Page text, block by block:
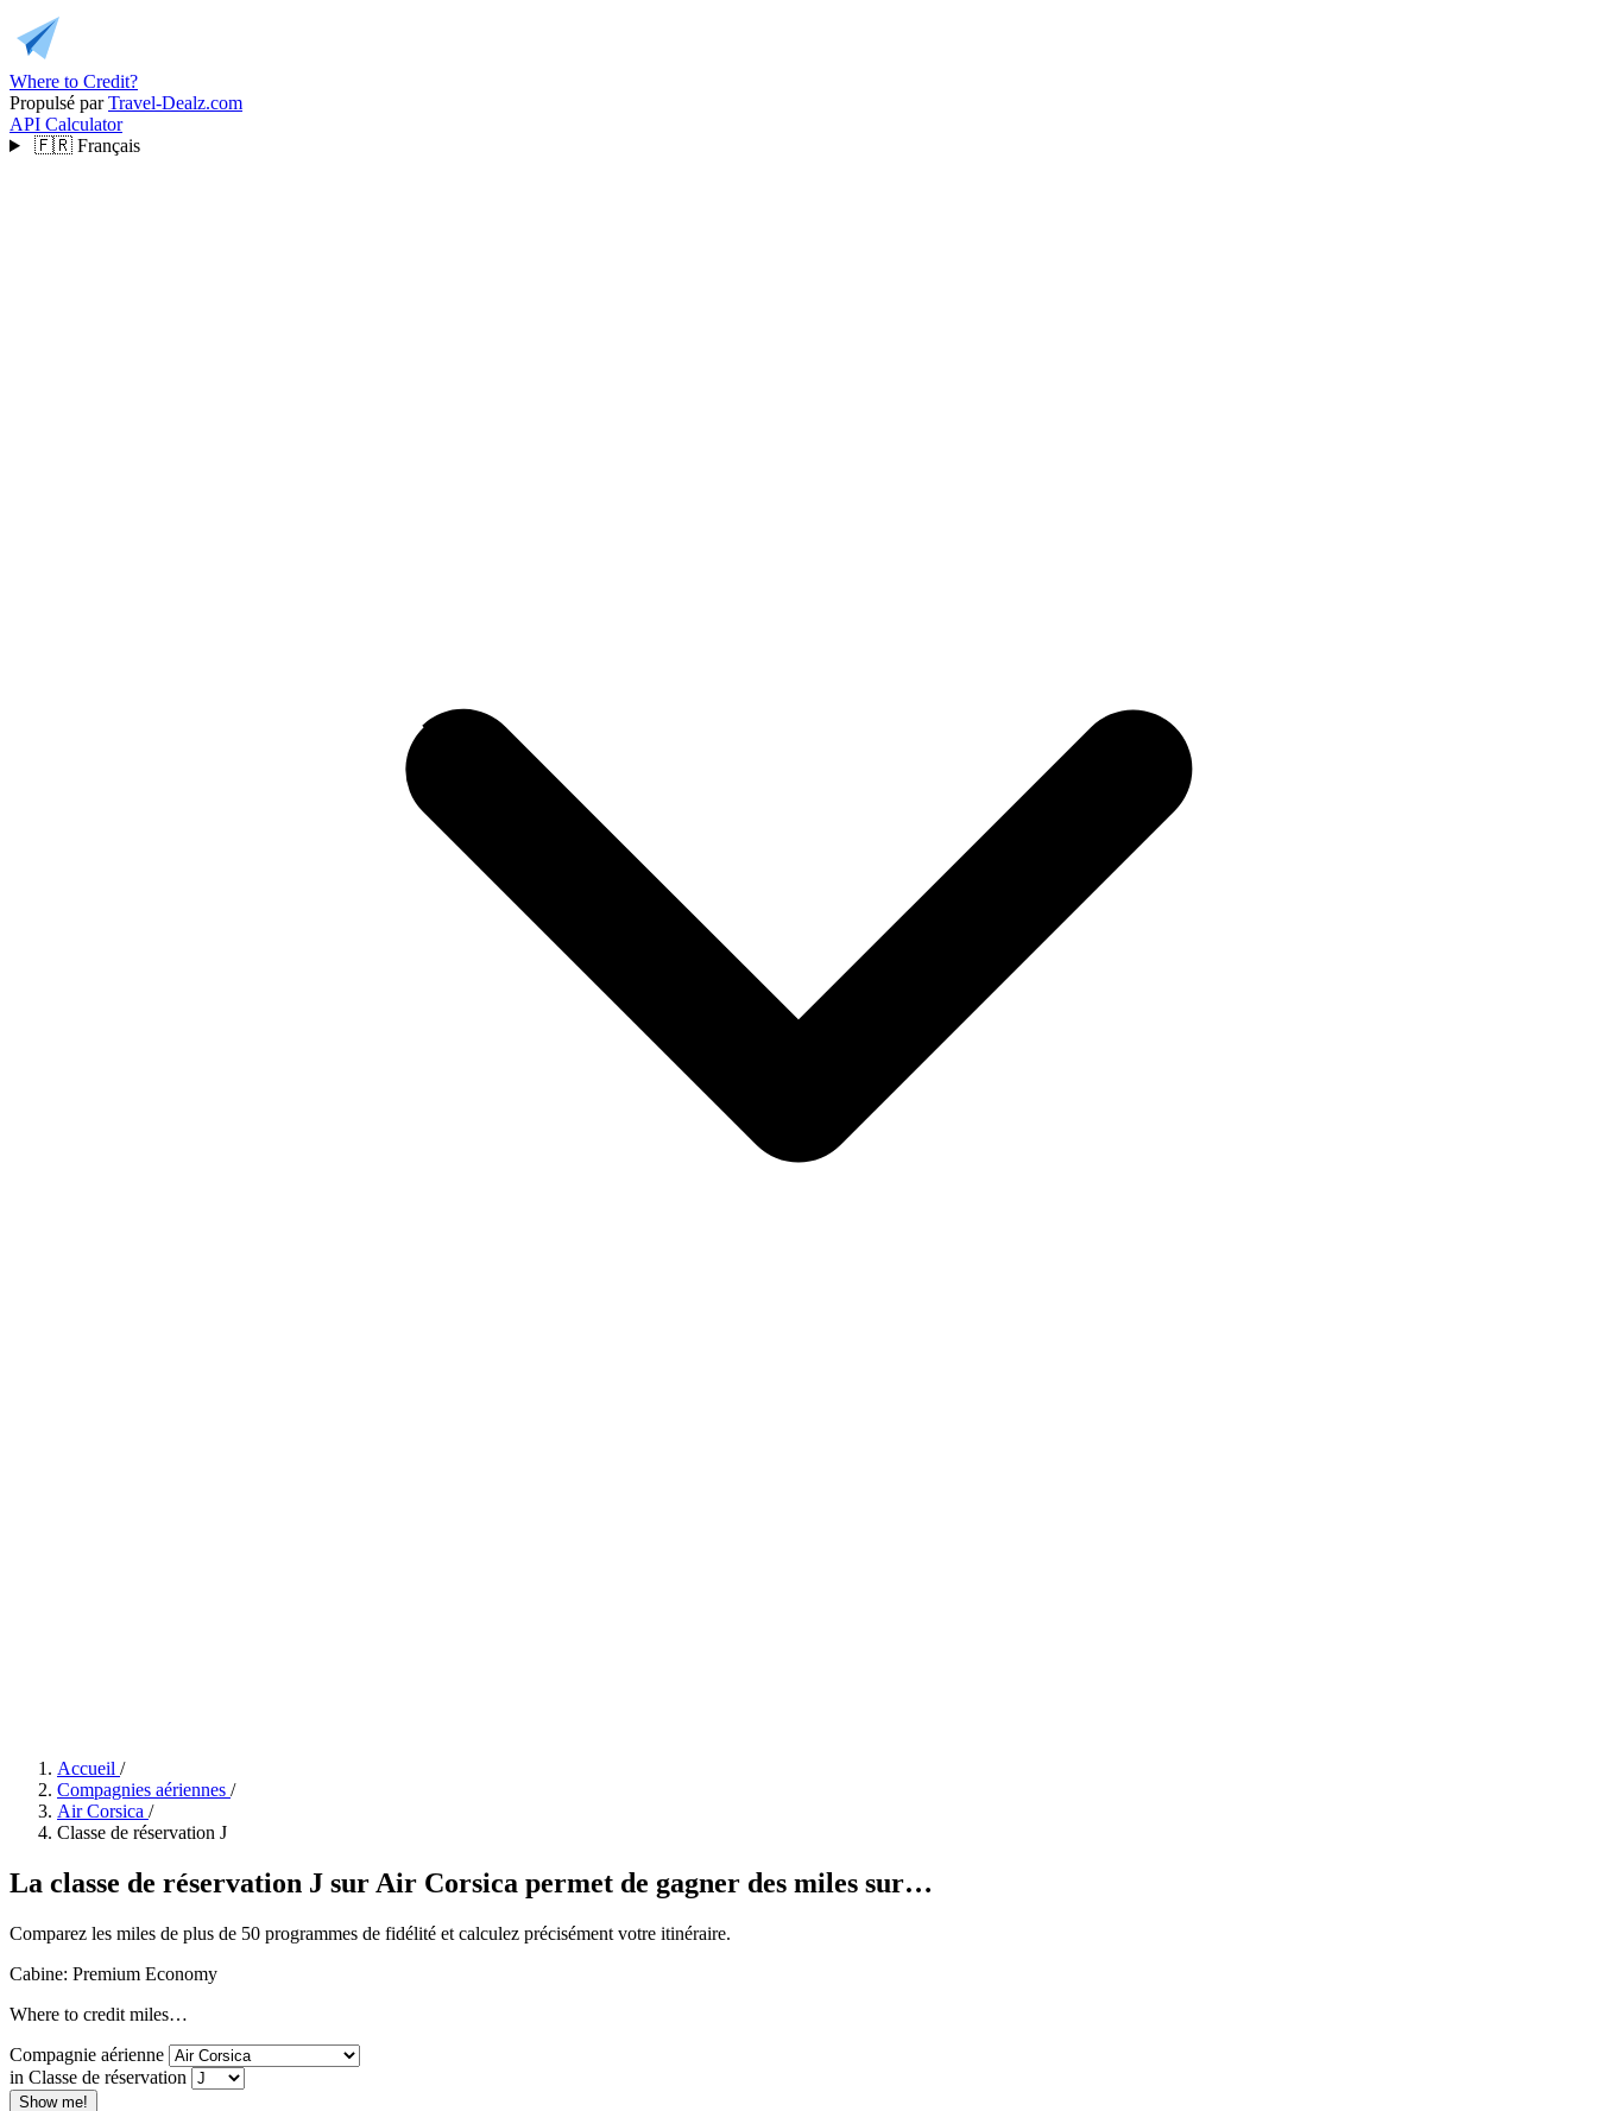
Where to Credit?
Propulsé par Travel-Dealz.com
API Calculator
🇫🇷 Français
Accueil /
Compagnies aériennes /
Air Corsica /
Classe de réservation J
La classe de réservation J sur Air Corsica permet de gagner des miles sur…
Comparez les miles de plus de 50 programmes de fidélité et calculez précisément votre itinéraire.
Cabine: Premium Economy
Where to credit miles…
Compagnie aérienne
in Classe de réservation
Show me!